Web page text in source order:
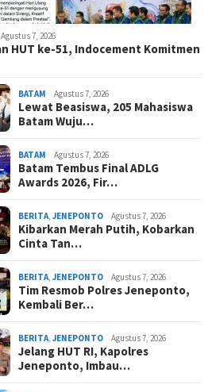
Agustus 7, 2026
HUT ke-51, Indocement Komitmen
BATAM Agustus 7, 2026
Lewat Beasiswa, 205 Mahasiswa
Batam Wuju…
BATAM Agustus 7, 2026
Batam Tembus Final ADLG
Awards 2026, Fir…
BERITA ,JENEPONTO Agustus 7, 2026
Kibarkan Merah Putih, Kobarkan
Cinta Tan…
BERITA ,JENEPONTO Agustus 7, 2026
Tim Resmob Polres Jeneponto,
Kembali Ber…
BERITA ,JENEPONTO Agustus 7, 2026
Jelang HUT RI, Kapolres
Jeneponto, Imbau…